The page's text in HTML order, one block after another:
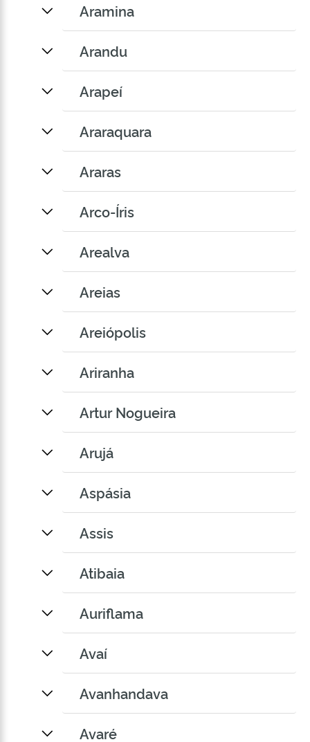
Aramina
Arandu
Arapeí
Araraquara
Araras
Arco-Íris
Arealva
Areias
Areiópolis
Ariranha
Artur Nogueira
Arujá
Aspásia
Assis
Atibaia
Auriflama
Avaí
Avanhandava
Avaré